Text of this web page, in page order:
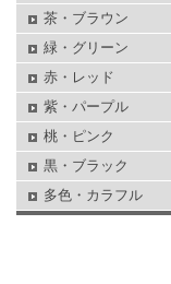
茶・ブラウン
緑・グリーン
赤・レッド
紫・パープル
桃・ピンク
黒・ブラック
多色・カラフル